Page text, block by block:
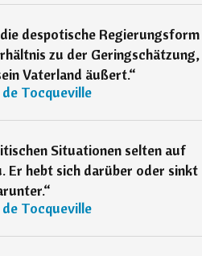
despotische Regierungsform
zu der Geringschätzung,
Vaterland äußert.“
Tocqueville
Situationen selten auf
Er hebt sich darüber oder sinkt
“
Tocqueville